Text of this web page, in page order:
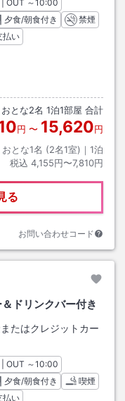
イン
| OUT チェックアウト
～10:00
夕食/朝食付き
禁煙
払い
おとな2名 1泊1部屋 合計
円 〜 15,620円
おとな1名 (2名1室)｜ 1泊
税込 4,155円〜7,810円
る
お問い合わせコード
ドリンクバー付き
たはクレジットカー
イン
| OUT チェックアウト
～10:00
夕食/朝食付き
喫煙
払い